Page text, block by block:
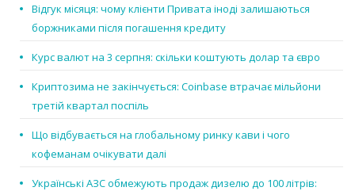
Відгук місяця: чому клієнти Привата іноді залишаються
боржниками після погашення кредиту
Курс валют на 3 серпня: скільки коштують долар та євро
Криптозима не закінчується: Coinbase втрачає мільйони
третій квартал поспіль
Що відбувається на глобальному ринку кави і чого
кофеманам очікувати далі
Українські АЗС обмежують продаж дизелю до 100 літрів: